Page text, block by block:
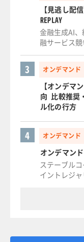
【見逃し配
REPLAY
金融生成AI
融サービス
オンデマンド
3
【オンデマ
向 比較推奨
ル化の行方
オンデマンド
4
オンデマン
ステーブル
イントレジ